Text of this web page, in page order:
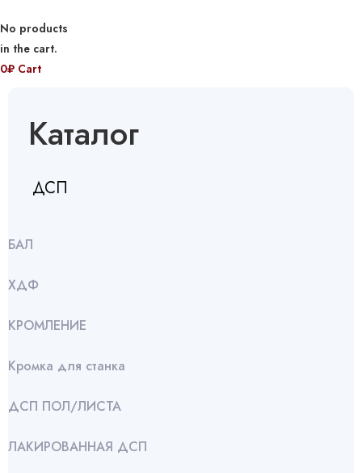
No products
in the cart.
0₽ Cart
Каталог
ДСП
БАЛ
ХДФ
КРОМЛЕНИЕ
Кромка для станка
ДСП ПОЛ/ЛИСТА
ЛАКИРОВАННАЯ ДСП